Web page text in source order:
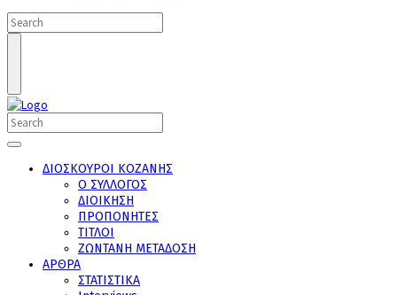
ΔΙΟΣΚΟΥΡΟΙ ΚΟΖΑΝΗΣ
Ο ΣΥΛΛΟΓΟΣ
ΔΙΟΙΚΗΣΗ
ΠΡΟΠΟΝΗΤΕΣ
ΤΙΤΛΟΙ
ΖΩΝΤΑΝΗ ΜΕΤΑΔΟΣΗ
ΑΡΘΡΑ
ΣΤΑΤΙΣΤΙΚΑ